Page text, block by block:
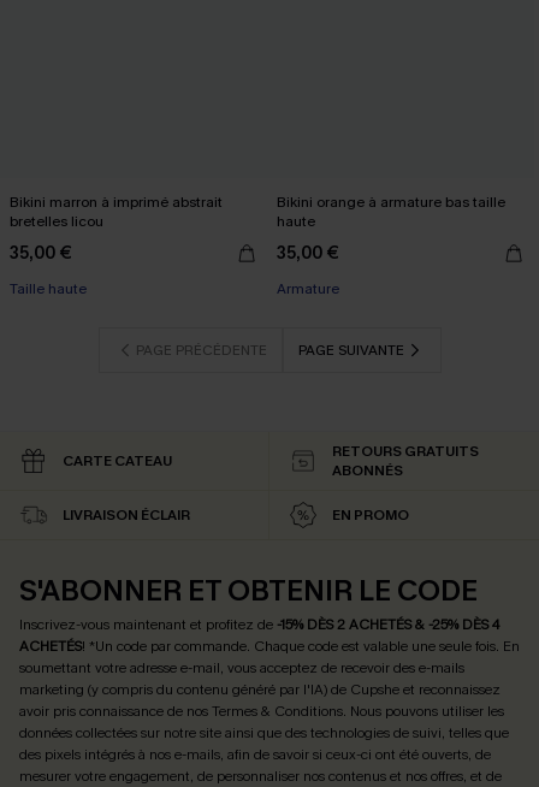
Bikini marron à imprimé abstrait
bretelles licou
35,00 €
Taille haute
Bikini orange à armature bas taille
haute
35,00 €
Armature
PAGE PRÉCÉDENTE PAGE SUIVANTE
CARTE CATEAU
RETOURS GRATUITS
ABONNÉS
LIVRAISON ÉCLAIR EN PROMO
S'ABONNER ET OBTENIR LE CODE
Inscrivez-vous maintenant et profitez de -15% DÈS 2 ACHETÉS & -25% DÈS 4
ACHETÉS! *Un code par commande. Chaque code est valable une seule fois. En
soumettant votre adresse e-mail, vous acceptez de recevoir des e-mails
marketing (y compris du contenu généré par l'IA) de Cupshe et reconnaissez
avoir pris connaissance de nosTermes & Conditions. Nous pouvons utiliser les
données collectées sur notre site ainsi que des technologies de suivi, telles que
des pixels intégrés à nos e-mails, afin de savoir si ceux-ci ont été ouverts, de
mesurer votre engagement, de personnaliser nos contenus et nos offres, et de